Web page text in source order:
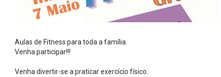
Aulas de Fitness para toda a família.
Venha participar!!!
Venha divertir-se a praticar exercício físico.